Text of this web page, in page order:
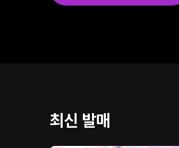
최신 발매